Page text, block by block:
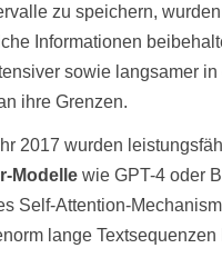
zu speichern,
Informationen
sowie langsamer
ihre Grenzen.
2017 wurden
Modelle wie GPT-4 oder
Self-Attention-
lange